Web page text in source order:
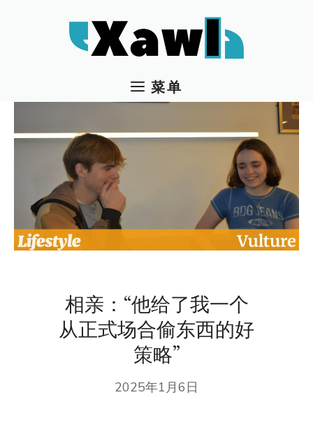
菜单
相亲：“他给了我一个
从正式场合偷东西的好
策略”
2025年1月6日